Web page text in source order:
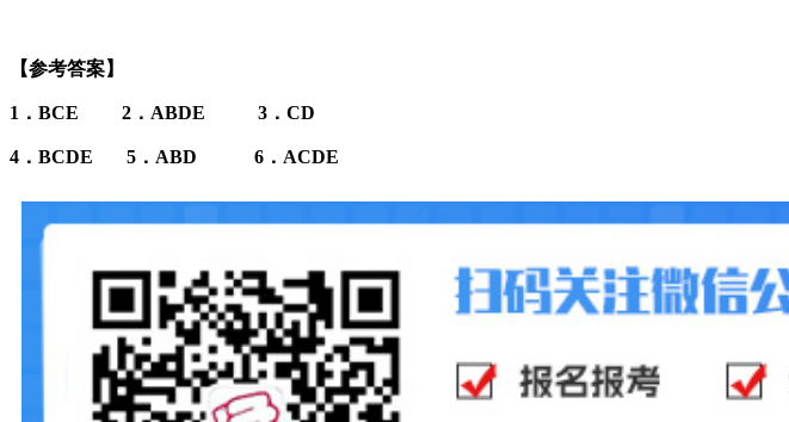
【参考答案】
1．BCE 2．ABDE 3．CD
4．BCDE 5．ABD 6．ACDE